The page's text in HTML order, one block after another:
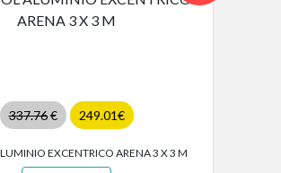
337.76€ 249.01€
EXCENTRICO ARENA 3 X 3 M